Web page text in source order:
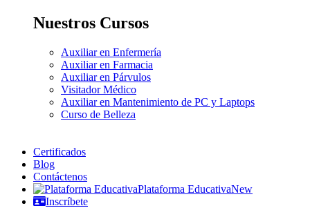
Nuestros Cursos
Auxiliar en Enfermería
Auxiliar en Farmacia
Auxiliar en Párvulos
Visitador Médico
Auxiliar en Mantenimiento de PC y Laptops
Curso de Belleza
Certificados
Blog
Contáctenos
Plataforma EducativaNew
Inscríbete